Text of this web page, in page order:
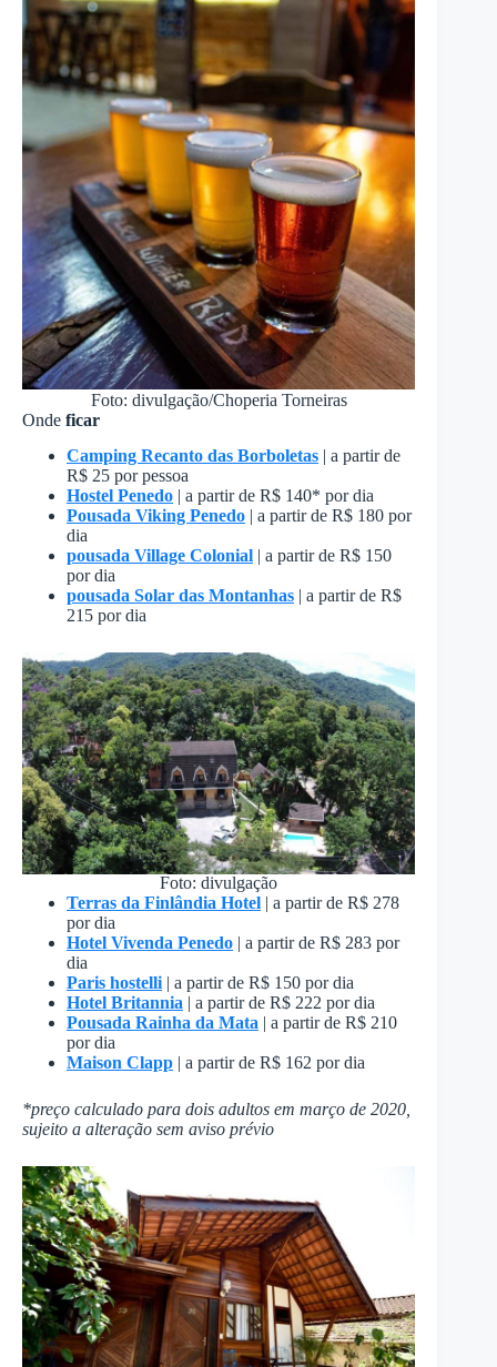
Foto: divulgação/Choperia Torneiras
Onde ficar
Camping Recanto das Borboletas | a partir de
R$ 25 por pessoa
Hostel Penedo | a partir de R$ 140* por dia
Pousada Viking Penedo | a partir de R$ 180 por
dia
pousada Village Colonial | a partir de R$ 150
por dia
pousada Solar das Montanhas | a partir de R$
215 por dia
Foto: divulgação
Terras da Finlândia Hotel | a partir de R$ 278
por dia
Hotel Vivenda Penedo | a partir de R$ 283 por
dia
Paris hostelli | a partir de R$ 150 por dia
Hotel Britannia | a partir de R$ 222 por dia
Pousada Rainha da Mata | a partir de R$ 210
por dia
Maison Clapp | a partir de R$ 162 por dia
*preço calculado para dois adultos em março de 2020,
sujeito a alteração sem aviso prévio